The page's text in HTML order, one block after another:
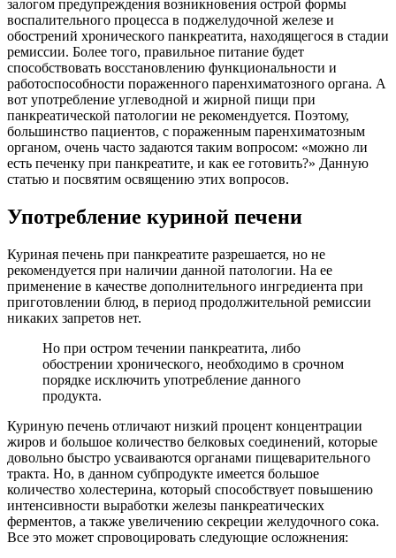
залогом предупреждения возникновения острой формы
воспалительного процесса в поджелудочной железе и
обострений хронического панкреатита, находящегося в стадии
ремиссии. Более того, правильное питание будет
способствовать восстановлению функциональности и
работоспособности пораженного паренхиматозного органа. А
вот употребление углеводной и жирной пищи при
панкреатической патологии не рекомендуется. Поэтому,
большинство пациентов, с пораженным паренхиматозным
органом, очень часто задаются таким вопросом: «можно ли
есть печенку при панкреатите, и как ее готовить?» Данную
статью и посвятим освящению этих вопросов.
Употребление куриной печени
Куриная печень при панкреатите разрешается, но не
рекомендуется при наличии данной патологии. На ее
применение в качестве дополнительного ингредиента при
приготовлении блюд, в период продолжительной ремиссии
никаких запретов нет.
Но при остром течении панкреатита, либо
обострении хронического, необходимо в срочном
порядке исключить употребление данного
продукта.
Куриную печень отличают низкий процент концентрации
жиров и большое количество белковых соединений, которые
довольно быстро усваиваются органами пищеварительного
тракта. Но, в данном субпродукте имеется большое
количество холестерина, который способствует повышению
интенсивности выработки железы панкреатических
ферментов, а также увеличению секреции желудочного сока.
Все это может спровоцировать следующие осложнения: